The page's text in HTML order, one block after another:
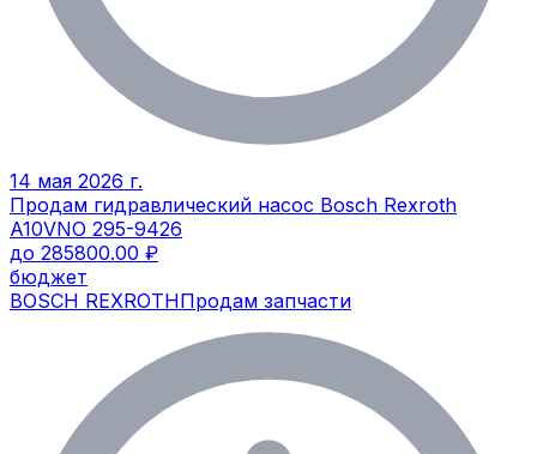
14 мая 2026 г.
Продам гидравлический насос Bosch Rexroth
A10VNO 295-9426
до 285800.00 ₽
бюджет
BOSCH REXROTHПродам запчасти